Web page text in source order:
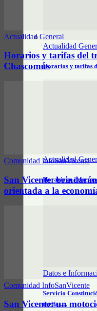
Actualidad
Horarios y tarifas
Actualidad
Horarios e
Datos e
Servicio
tarifas…
Actualidad General
Horarios y tarifas del
Chascomús
Comunidad InfoSanVicente
San Vicente:
orientada a la
Comunidad InfoSanVicente
San Vicente: un